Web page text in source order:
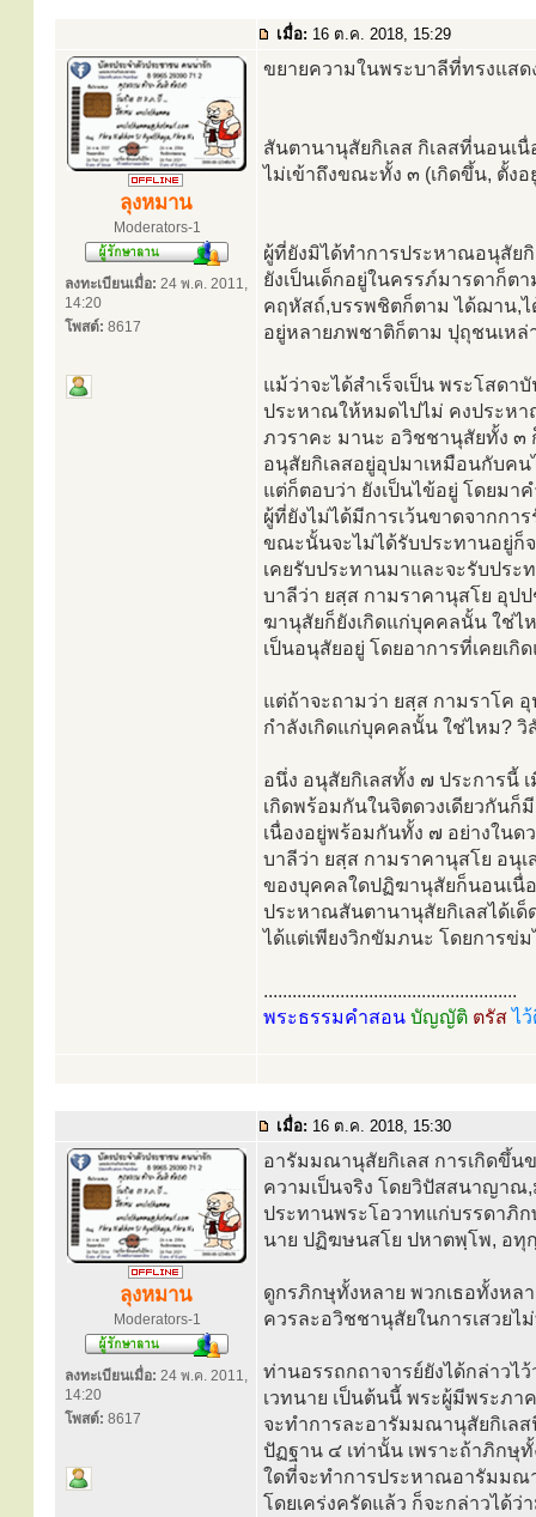
เมื่อ: 16 ต.ค. 2018, 15:29
ลุงหมาน
Moderators-1
ลงทะเบียนเมื่อ: 24 พ.ค. 2011,
14:20
โพสต์: 8617
ขยายความในพระบาลีที่ทรงแสด
สันตานานุสัยกิเลส กิเลสที่นอนเ
ไม่เข้าถึงขณะทั้ง ๓ (เกิดขึ้น, ตั้ง
ผู้ที่ยังมิได้ทำการประหาณอนุสัย
ยังเป็นเด็กอยู่ในครรภ์มารดาก็ต
คฤหัสถ์,บรรพชิตก็ตาม ได้ฌาน,ไ
อยู่หลายภพชาติก็ตาม ปุถุชนเหล่
แม้ว่าจะได้สำเร็จเป็น พระโสด
ประหาณให้หมดไปไม่ คงประห
ภวราคะ มานะ อวิชชานุสัยทั้ง ๓
อนุสัยกิเลสอยู่อุปมาเหมือนกับค
แต่ก็ตอบว่า ยังเป็นไข้อยู่ โดยม
ผู้ที่ยังไม่ได้มีการเว้นขาดจากกา
ขณะนั้นจะไม่ได้รับประทานอยู่ก็จ
เคยรับประทานมาและจะรับปร
บาลีว่า ยสฺส กามราคานุสโย อุป
ฆานุสัยก็ยังเกิดแก่บุคคลนั้น ใช่ไ
เป็นอนุสัยอยู่ โดยอาการที่เคยเกิ
แต่ถ้าจะถามว่า ยสฺส กามราโค
กำลังเกิดแก่บุคคลนั้น ใช่ไหม?
อนึ่ง อนุสัยกิเลสทั้ง ๗ ประการนี้
เกิดพร้อมกันในจิตดวงเดียวกันก็
เนื่องอยู่พร้อมกันทั้ง ๗ อย่างในด
บาลีว่า ยสฺส กามราคานุสโย อนุ
ของบุคคลใดปฏิฆานุสัยก็นอนเนื่
ประหาณสันตานานุสัยกิเลสได้
ได้แต่เพียงวิกขัมภนะ โดยการข่
.....................................................
พระธรรมคำสอน บัญญัติ ตรัสไ
เมื่อ: 16 ต.ค. 2018, 15:30
ลุงหมาน
Moderators-1
ลงทะเบียนเมื่อ: 24 พ.ค. 2011,
14:20
โพสต์: 8617
อารัมมณานุสัยกิเลส การเกิดขึ้น
ความเป็นจริง โดยวิปัสสนาญา
ประทานพระโอวาทแก่บรรดาภิก
นาย ปฏิฆษนสโย ปหาตพฺโพ, อทุ
ดูกรภิกษุทั้งหลาย พวกเธอทั้งหล
ควรละอวิชชานุสัยในการเสวย
ท่านอรรถกถาจารย์ยังได้กล่าวไ
เวทนาย เป็นต้นนี้ พระผู้มีพระภ
จะทำการละอารัมมณานุสัยกิเล
ปัฏฐาน ๔ เท่านั้น เพราะถ้าภิกษุ
ใดที่จะทำการประหาณอารัมมณ
โดยเคร่งครัดแล้ว ก็จะกล่าวได้